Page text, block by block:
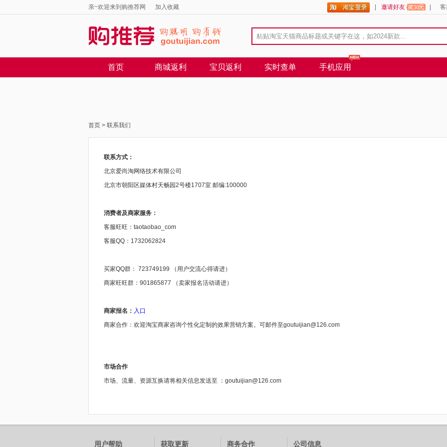
亲~欢迎来到购推荐网 加入收藏 邀请好友 客
首页 商城返利 宝贝返利 实时查单 手机应用
首页 > 联系我们
联系方式：
北京爱尚淘网络技术有限公司
北京市朝阳区媒体村天畅园2号楼1707室 邮编:100000
消费者及商家服务：
客服旺旺：taotaobao_com
客服QQ：1732062824
买家QQ群： 723749199 （用户交流心得请进）
商家旺旺群：901865877 （卖家报名活动请进）
商家报名： 入口
商家合作：欢迎淘宝商家咨询个性化定制的效果营销方案。可邮件至goutuijian@126.com
市场合作
市场、流量、资源互换请将相关信息发送至 ：goutuijian@126.com
用户帮助 获取更新 商务合作 公司信息